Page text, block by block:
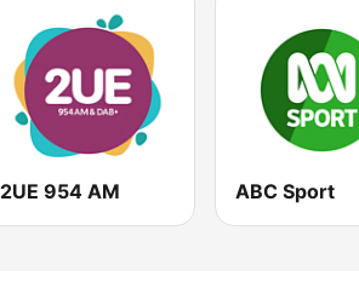
2UE 954 AM ABC Sport